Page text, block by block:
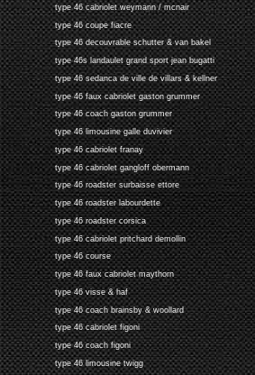
type 46 cabriolet weymann / mcnair
type 46 coupe fiacre
type 46 decouvrable schutter & van bakel
type 46s landaulet grand sport jean bugatti
type 46 sedanca de ville de villars & kellner
type 46 faux cabriolet gaston grummer
type 46 coach gaston grummer
type 46 limousine galle duvivier
type 46 cabriolet franay
type 46 cabriolet gangloff obermann
type 46 roadster surbaisse ettore
type 46 roadster labourdette
type 46 roadster corsica
type 46 cabriolet pritchard demollin
type 46 course
type 46 faux cabriolet maythorn
type 46 visse & haf
type 46 coach brainsby & woollard
type 46 cabriolet figoni
type 46 coach figoni
type 46 limousine twigg